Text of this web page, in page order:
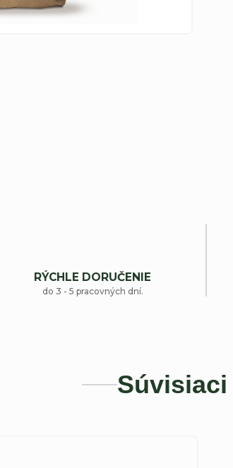
RÝCHLE DORUČENIE
do 3 - 5 pracovných dní.